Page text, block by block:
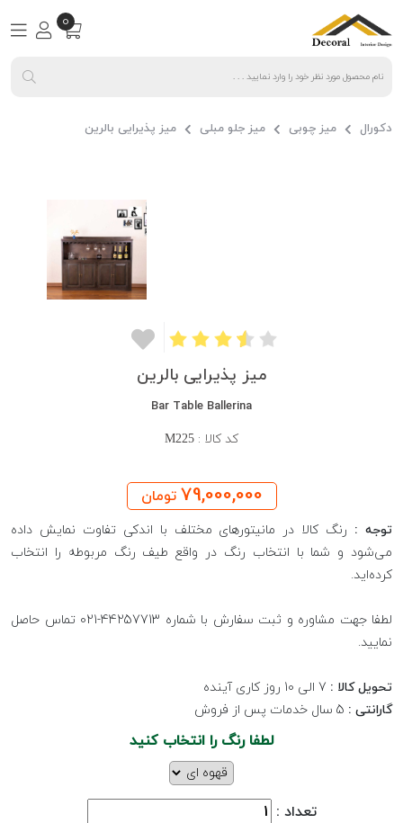
0
دکورال میز چوبی میز جلو مبلی میز پذیرایی بالرین
میز پذیرایی بالرین
Bar Table Ballerina
کد کالا : M225
79,000,000 تومان
توجه : رنگ کالا در مانیتورهای مختلف با اندکی تفاوت نمایش داده
می‌شود و شما با انتخاب رنگ در واقع طیف رنگ مربوطه را انتخاب
کرده‌اید.
لطفا جهت مشاوره و ثبت سفارش با شماره 44257713-021 تماس حاصل
نمایید.
تحویل کالا :
گارانتی :
لطفا رنگ را انتخاب کنید
تعداد :